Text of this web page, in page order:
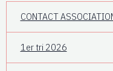
CONTACT
1er tri 2026